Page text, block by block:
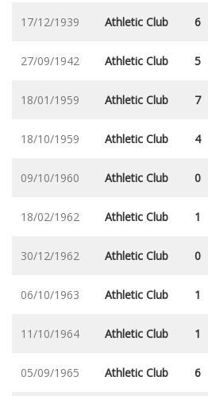
17/12/1939 Athletic Club 6
27/09/1942 Athletic Club 5
18/01/1959 Athletic Club 7
18/10/1959 Athletic Club 4
09/10/1960 Athletic Club 0
18/02/1962 Athletic Club 1
30/12/1962 Athletic Club 0
06/10/1963 Athletic Club 1
11/10/1964 Athletic Club 1
05/09/1965 Athletic Club 6